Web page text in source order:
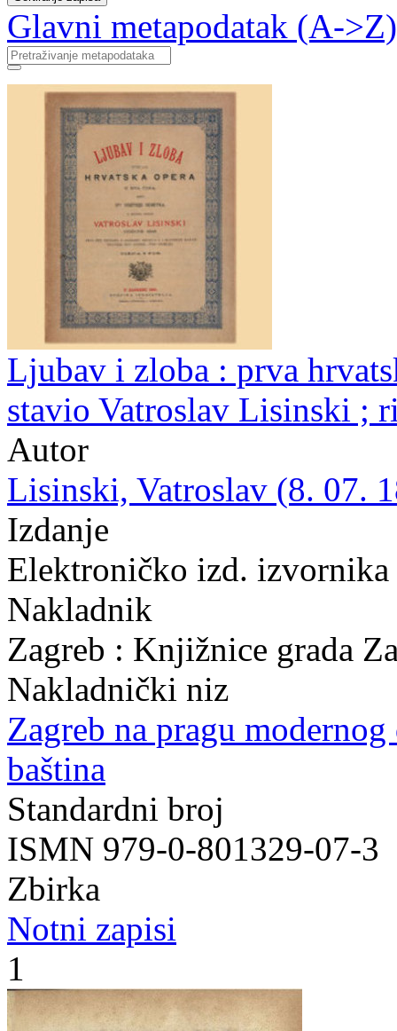
Glavni metapodatak (A->Z)
Ljubav i zloba : prva
stavio Vatroslav Lisinski ;
Autor
Lisinski, Vatroslav (8. 07.
Izdanje
Elektroničko izd.
Nakladnik
Zagreb : Knjižnice grada
Nakladnički niz
Zagreb na pragu modernog
baština
Standardni broj
ISMN 979-0-801329-07-3
Zbirka
Notni zapisi
1